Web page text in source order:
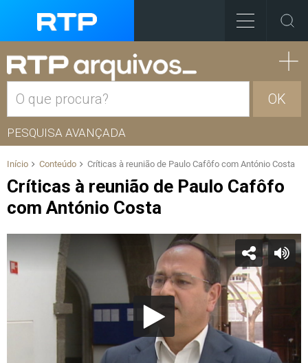
OK
PESQUISA AVANÇADA
Início Conteúdo Críticas à reunião de Paulo Cafôfo com António Costa
Críticas à reunião de Paulo Cafôfo
com António Costa